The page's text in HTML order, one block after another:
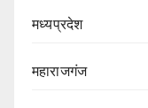
मध्यप्रदेश
महाराजगंज